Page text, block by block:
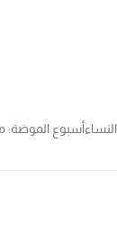
النساءأسبوع الموضة: